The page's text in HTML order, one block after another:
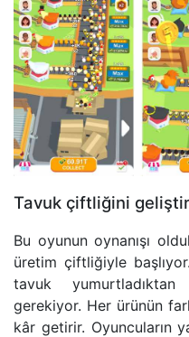
Tavuk çiftliğini
Bu oyunun oynanışı
üretim çiftliğiyle
tavuk
gerekiyor. Her ürünün
kâr getirir. Oyuncuların